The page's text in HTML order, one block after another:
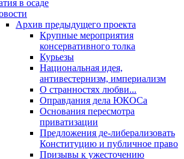
в осаде
Архив предыдущего проекта
Крупные мероприятия
консервативного толка
Курьезы
Национальная идея,
антивестернизм, империализм
О странностях любви...
Оправдания дела ЮКОСа
Основания пересмотра
приватизации
Предложения де-либерализовать
Конституцию и публичное право
Призывы к ужесточению